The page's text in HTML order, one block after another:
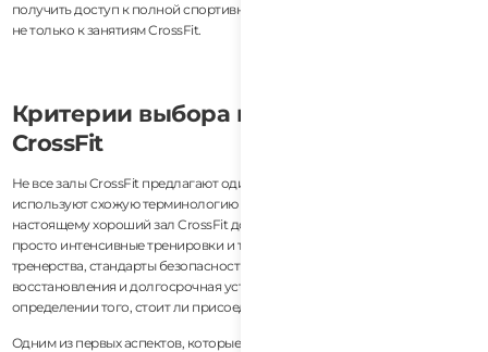
получить доступ к полной спортивной экосистеме высокого уровня, а
не только к занятиям CrossFit.
Критерии выбора качественного зала
CrossFit
Не все залы CrossFit предлагают одинаковый опыт, даже если они
используют схожую терминологию или стили тренировок. По-
настоящему хороший зал CrossFit должен предоставлять больше, чем
просто интенсивные тренировки и тяжелую атлетику. Качество
тренерства, стандарты безопасности, культура сообщества, поддержка
восстановления и долгосрочная устойчивость играют важную роль в
определении того, стоит ли присоединяться к залу.
Одним из первых аспектов, которые следует оценить, является качество